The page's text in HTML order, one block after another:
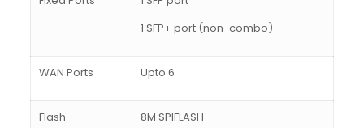
1 SFP+ port (non-combo)
WAN Ports Upto 6
Flash 8M SPIFLASH